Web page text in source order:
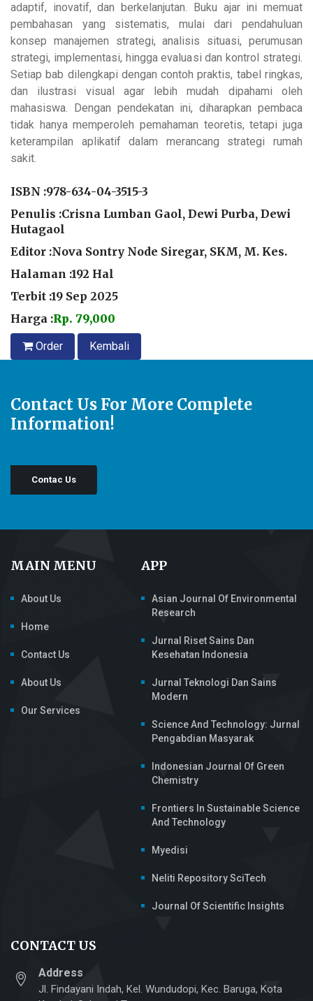
adaptif, inovatif, dan berkelanjutan. Buku ajar ini memuat
pembahasan yang sistematis, mulai dari pendahuluan
konsep manajemen strategi, analisis situasi, perumusan
strategi, implementasi, hingga evaluasi dan kontrol strategi.
Setiap bab dilengkapi dengan contoh praktis, tabel ringkas,
dan ilustrasi visual agar lebih mudah dipahami oleh
mahasiswa. Dengan pendekatan ini, diharapkan pembaca
tidak hanya memperoleh pemahaman teoretis, tetapi juga
keterampilan aplikatif dalam merancang strategi rumah
sakit.
ISBN :978-634-04-3515-3
Penulis :Crisna Lumban Gaol, Dewi Purba, Dewi
Hutagaol
Editor :Nova Sontry Node Siregar, SKM, M. Kes.
Halaman :192 Hal
Terbit :19 Sep 2025
Harga :Rp. 79,000
Order Kembali
Contact Us For More Complete
Information!
Contac Us
MAIN MENU
About Us
Home
Contact Us
About Us
Our Services
APP
Asian Journal Of Environmental
Research
Jurnal Riset Sains Dan
Kesehatan Indonesia
Jurnal Teknologi Dan Sains
Modern
Science And Technology: Jurnal
Pengabdian Masyarak
Indonesian Journal Of Green
Chemistry
Frontiers In Sustainable Science
And Technology
Myedisi
Neliti Repository SciTech
Journal Of Scientific Insights
CONTACT US
Address
Jl. Findayani Indah, Kel. Wundudopi, Kec. Baruga, Kota